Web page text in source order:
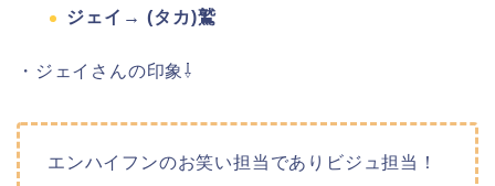
ジェイ→ (タカ)鷲
・ジェイさんの印象⇩
エンハイフンのお笑い担当でありビジュ担当！